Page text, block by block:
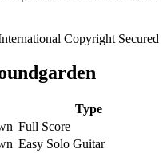
Copyright Secured
Type
Full Score
Easy Solo Guitar